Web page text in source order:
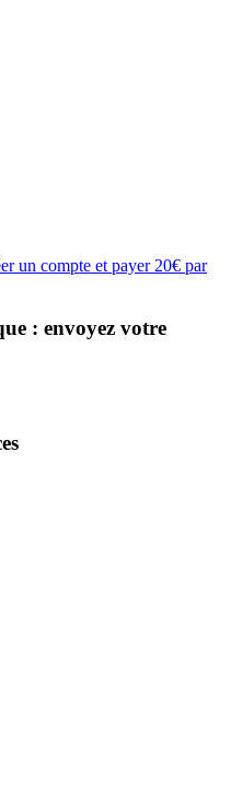
un compte et payer 20€ par
: envoyez votre